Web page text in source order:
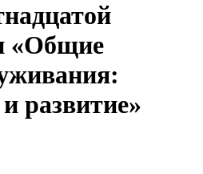
«Общие
развитие»